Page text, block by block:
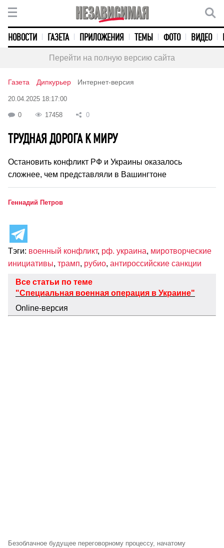
НОВОСТИ ГАЗЕТА ПРИЛОЖЕНИЯ ТЕМЫ ФОТО ВИДЕО
Перейти на полную версию сайта
Газета Дипкурьер Интернет-версия
20.04.2025 18:17:00
0 17458 0
ТРУДНАЯ ДОРОГА К МИРУ
Остановить конфликт РФ и Украины оказалось
сложнее, чем представляли в Вашингтоне
Геннадий Петров
Тэги: военный конфликт, рф. украина, миротворческие
инициативы, трамп, рубио, антироссийские санкции
Все статьи по теме
"Специальная военная операция в Украине"
Online-версия
Безоблачное будущее переговорному процессу, начатому